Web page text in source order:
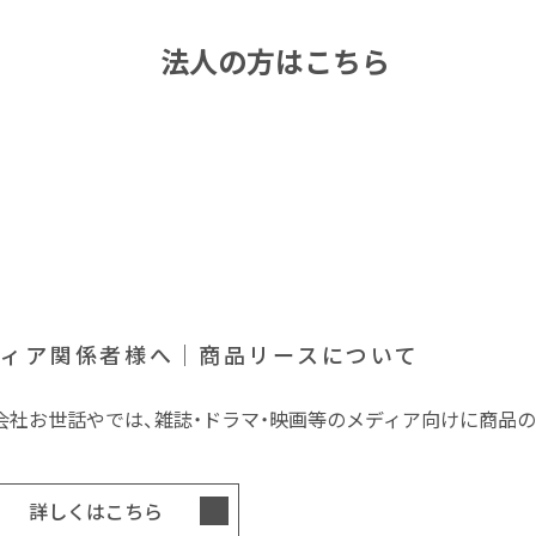
法人の方はこちら
ア関係者様へ｜商品リースについて
社お世話やでは、雑誌・ドラマ・映画等のメディア向けに商品
詳しくはこちら